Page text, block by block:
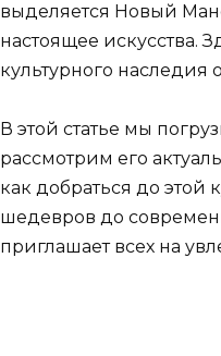
выделяется Новый
настоящее искусства.
культурного
В этой статье мы
рассмотрим его
как добраться до
шедевров до
приглашает всех на